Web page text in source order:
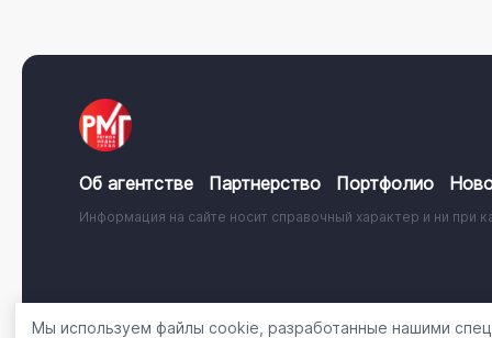
Об агентстве Партнерство Портфолио
Информация на сайте носит справочный характер и ни при
© 2001 - 2026, ООО «Регион Медиа Групп» Политика
Мы используем файлы cookie, разработанные нашими